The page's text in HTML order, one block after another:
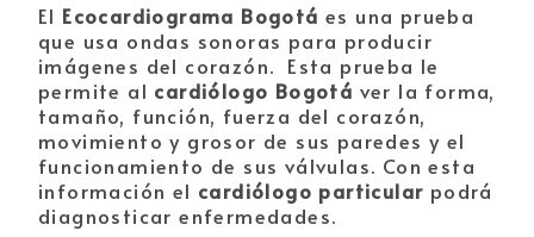
El Ecocardiograma Bogotá es una prueba
que usa ondas sonoras para producir
imágenes del corazón. Esta prueba le
permite al cardiólogo Bogotá ver la forma,
tamaño, función, fuerza del corazón,
movimiento y grosor de sus paredes y el
funcionamiento de sus válvulas. Con esta
información el cardiólogo particular podrá
diagnosticar enfermedades.